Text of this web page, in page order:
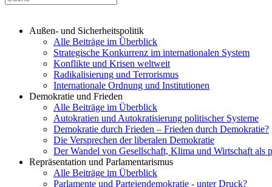
Außen- und Sicherheitspolitik
Alle Beiträge im Überblick
Strategische Konkurrenz im internationalen System
Konflikte und Krisen weltweit
Radikalisierung und Terrorismus
Internationale Ordnung und Institutionen
Demokratie und Frieden
Alle Beiträge im Überblick
Autokratien und Autokratisierung politischer Systeme
Demokratie durch Frieden – Frieden durch Demokratie?
Die Versprechen der liberalen Demokratie
Der Wandel von Gesellschaft, Klima und Wirtschaft als
Repräsentation und Parlamentarismus
Alle Beiträge im Überblick
Parlamente und Parteiendemokratie - unter Druck?